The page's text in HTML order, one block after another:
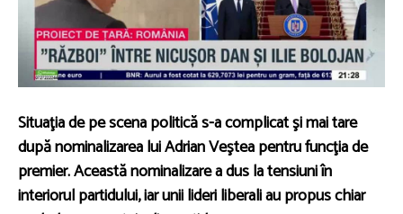
Situaţia de pe scena politică s-a complicat şi mai tare
după nominalizarea lui Adrian Veştea pentru funcţia de
premier. Această nominalizare a dus la tensiuni în
interiorul partidului, iar unii lideri liberali au propus chiar